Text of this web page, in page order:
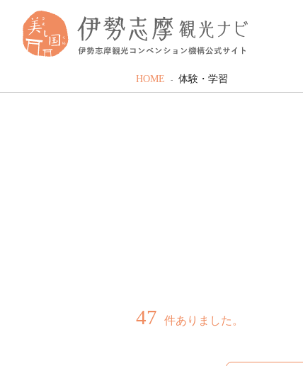
HOME 体験・学習
47 件ありました。